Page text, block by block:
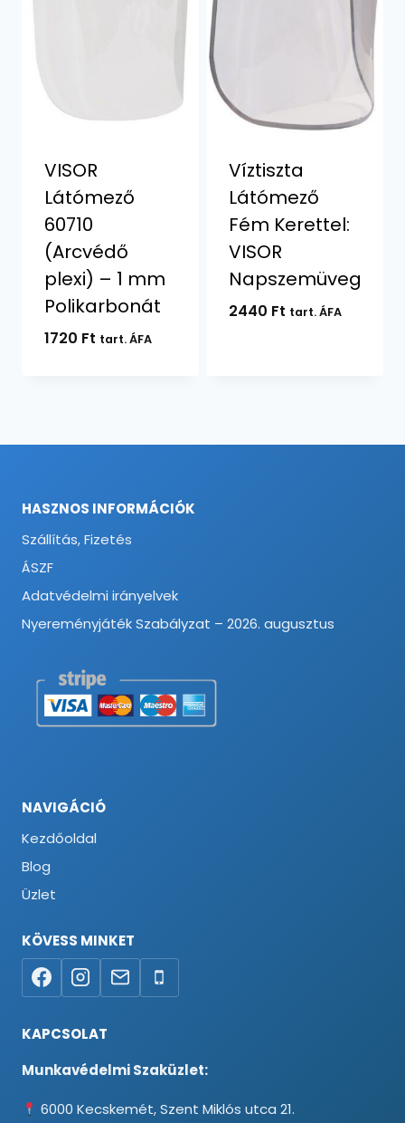
VISOR
Látómező
60710
(Arcvédő
plexi) – 1 mm
Polikarbonát
1720 Ft tart. ÁFA
Víztiszta
Látómező
Fém Kerettel:
VISOR
Napszemüveg
2440 Ft tart. ÁFA
HASZNOS INFORMÁCIÓK
Szállítás, Fizetés
ÁSZF
Adatvédelmi irányelvek
Nyereményjáték Szabályzat – 2026. augusztus
NAVIGÁCIÓ
Kezdőoldal
Blog
Üzlet
KÖVESS MINKET
KAPCSOLAT
Munkavédelmi Szaküzlet:
6000 Kecskemét, Szent Miklós utca 21.